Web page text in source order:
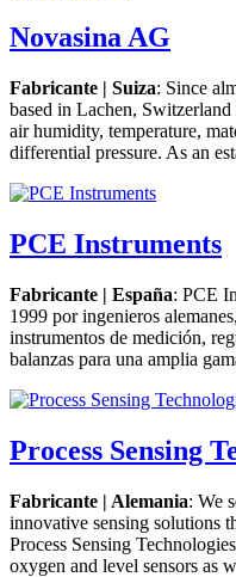
Novasina AG
Fabricante | Suiza: Since
based in Lachen,
air humidity, temperature,
differential pressure. As an
PCE Instruments
Fabricante | España: PCE
1999 por ingenieros
instrumentos de medición,
balanzas para una amplia
Process Sensing
Fabricante | Alemania: We
innovative sensing solutions
Process Sensing
oxygen and level sensors as